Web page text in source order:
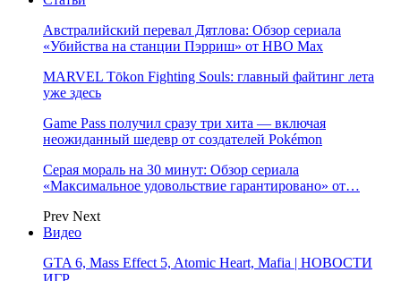
Австралийский перевал Дятлова: Обзор сериала
«Убийства на станции Пэрриш» от HBO Max
MARVEL Tōkon Fighting Souls: главный файтинг лета
уже здесь
Game Pass получил сразу три хита — включая
неожиданный шедевр от создателей Pokémon
Серая мораль на 30 минут: Обзор сериала
«Максимальное удовольствие гарантировано» от…
Prev Next
Видео
GTA 6, Mass Effect 5, Atomic Heart, Mafia | НОВОСТИ